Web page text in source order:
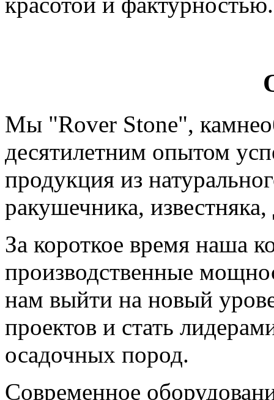
Мы "Rover Stone",
десятилетним опытом
продукция из
ракушечника,
За короткое время наша
производственные
нам выйти на новый
проектов и стать
осадочных пород.
Современное